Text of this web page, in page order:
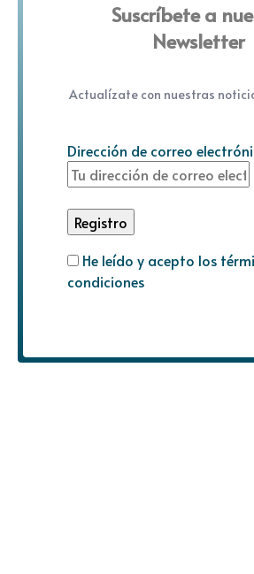
Suscríbete a
Newsletter
Actualízate con nuestras
Dirección de correo
He leído y acepto los
condiciones